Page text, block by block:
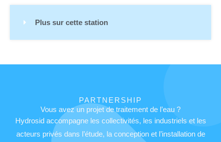
Plus sur cette station
PARTNERSHIP
Vous avez un projet de traitement de l’eau ?
Hydrosid accompagne les collectivités, les industriels et les
acteurs privés dans l’étude, la conception et l’installation de